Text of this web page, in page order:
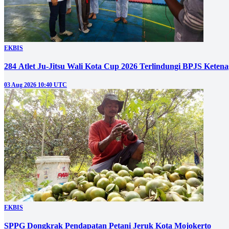
EKBIS
284 Atlet Ju-Jitsu Wali Kota Cup 2026 Terlindungi BPJS
03 Aug 2026 10:40 UTC
EKBIS
SPPG Dongkrak Pendapatan Petani Jeruk Kota Mojokerto